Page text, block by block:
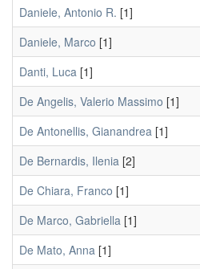
Daniele, Antonio R. [1]
Daniele, Marco [1]
Danti, Luca [1]
De Angelis, Valerio Massimo [1]
De Antonellis, Gianandrea [1]
De Bernardis, Ilenia [2]
De Chiara, Franco [1]
De Marco, Gabriella [1]
De Mato, Anna [1]